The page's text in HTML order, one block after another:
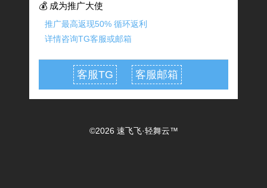
💰 成为推广大使
推广最高返现50% 循环返利
详情咨询TG客服或邮箱
客服TG 客服邮箱
©2026 速飞飞·轻舞云™